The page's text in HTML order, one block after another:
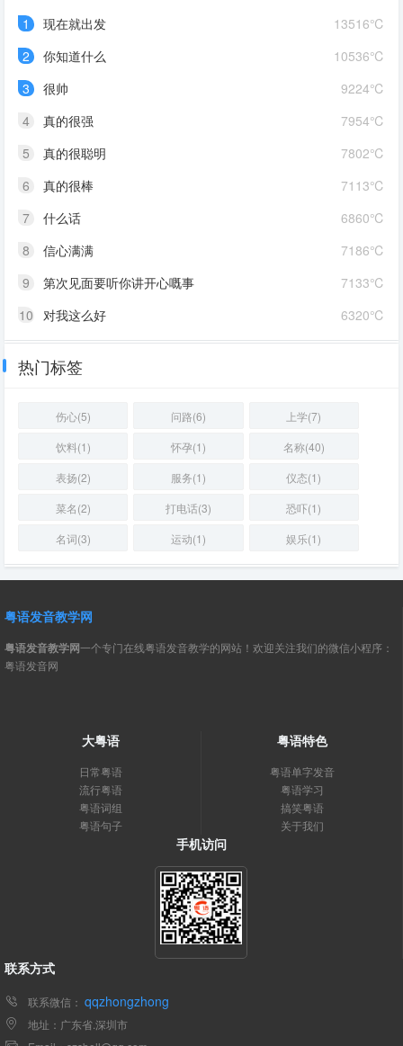
13516℃
1
现在就出发
10536℃
2
你知道什么
9224℃
3
很帅
7954℃
4
真的很强
7802℃
5
真的很聪明
7113℃
6
真的很棒
6860℃
7
什么话
7186℃
8
信心满满
7133℃
9
第次见面要听你讲开心嘅事
6320℃
10 对我这么好
热门标签
伤心(5) 问路(6)
上学(7)
饮料(1)
怀孕(1)
名称(40)
表扬(2)
服务(1)
仪态(1)
菜名(2)
打电话(3)
恐吓(1)
名词(3)
运动(1) 娱乐(1)
粤语发音教学网
粤语发音教学网一个专门在线粤语发音教学的网站！欢迎关注我们的微信小程序：
粤语发音网
大粤语
日常粤语
流行粤语
粤语词组
粤语句子
粤语特色
粤语单字发音
粤语学习
搞笑粤语
关于我们
手机访问
联系方式
联系微信： qqzhongzhong
地址：广东省.深圳市